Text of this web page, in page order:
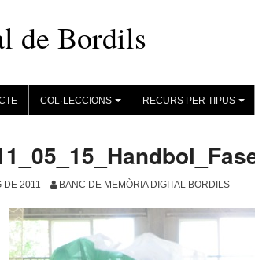
de Bordils
+
COL·LECCIONS
+
RECURS PER TIPUS
DE 2011 BANC DE MEMÒRIA DIGITAL BORDILS